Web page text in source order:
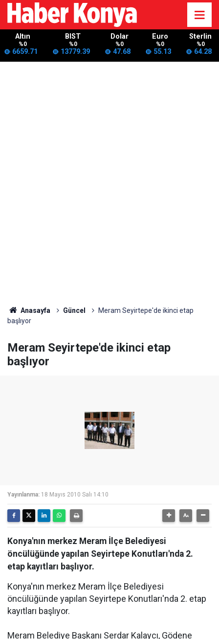
Altın
%0
6659.71
BIST
%0
13779.39
Dolar
%0
47.68
Euro
%0
55.13
Sterlin
%0
64.28
Anasayfa Güncel
Meram Seyirtepe'de ikinci etap
başlıyor
Meram Seyirtepe'de ikinci etap
başlıyor
Yayınlanma: 18 Mayıs 2010 Salı 14:10
Konya'nın merkez Meram İlçe Belediyesi
öncülüğünde yapılan Seyirtepe Konutları'nda 2.
etap kayıtları başlıyor.
Konya'nın merkez Meram İlçe Belediyesi
öncülüğünde yapılan Seyirtepe Konutları'nda 2. etap
kayıtları başlıyor.
Meram Belediye Başkanı Serdar Kalaycı, Gödene